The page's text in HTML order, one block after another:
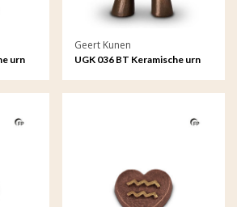
urn
Geert Kunen
UGK 036 BT Keramische urn